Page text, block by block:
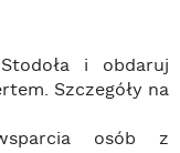
i obdaruj
Szczegóły na
osób z